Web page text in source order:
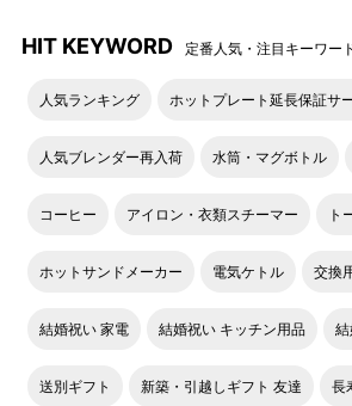
HIT KEYWORD 定番人気・注目キーワー
人気ランキング ホットプレート延長保証サ
人気ブレンダー再入荷 水筒・マグボトル
コーヒー アイロン・衣類スチーマー ト
ホットサンドメーカー 電気ケトル 交換
結婚祝い 家電 結婚祝い キッチン用品
送別ギフト 新築・引越しギフト 友達 長